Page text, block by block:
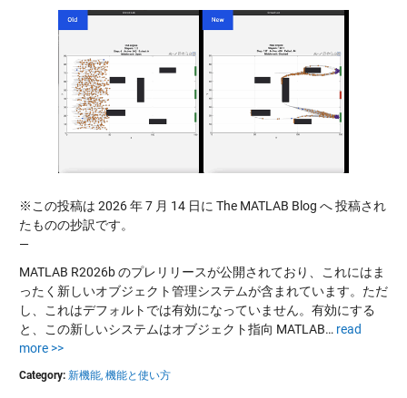
※この投稿は 2026 年 7 月 14 日に The MATLAB Blog へ 投稿され
たものの抄訳です。
—
MATLAB R2026b のプレリリースが公開されており、これにはま
ったく新しいオブジェクト管理システムが含まれています。ただ
し、これはデフォルトでは有効になっていません。有効にする
と、この新しいシステムはオブジェクト指向 MATLAB… read
more >>
Category: 新機能, 機能と使い方